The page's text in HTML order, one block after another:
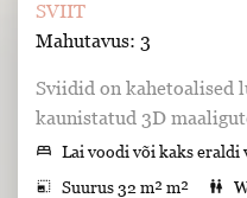
SVIIT
Mahutavus: 3
Sviidid on kahetoalised
kaunistatud 3D
maast laeni akendega
kesklinnale.
bed Lai voodi või kaks eraldi
photo_size_select_small Suurus 32 m² m² wc